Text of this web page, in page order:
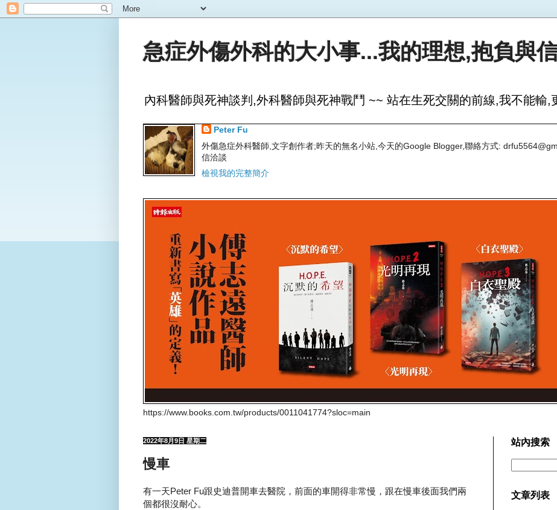
急症外傷外科的大小事...我的理想,抱負與
內科醫師與死神談判,外科醫師與死神戰鬥 ~~ 站在生死交關的前線,我不能輸,
Peter Fu
外傷急症外科醫師,文字創作者;昨天的無名小站,今天的Google Blogger,聯絡方式:
信洽談
檢視我的完整簡介
https://www.books.com.tw/products/0011041774?sloc=main
2022年8月9日 星期二
慢車
有一天Peter Fu跟史迪普開車去醫院，前面的車開得非常慢，跟在慢車後面我們兩
個都很沒耐心。
站內搜索
文章列表